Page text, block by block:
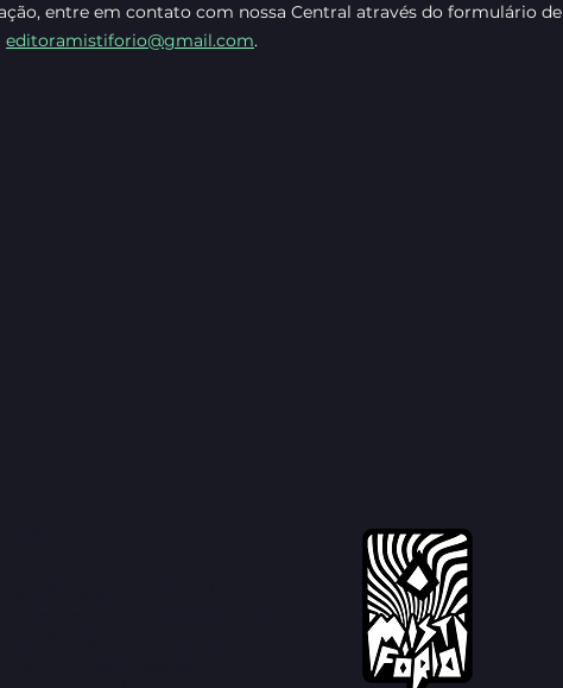
entre em contato com nossa Central através do formulário de
editoramistiforio@gmail.com.